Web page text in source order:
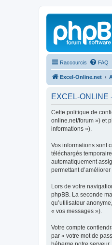
Raccourcis FAQ
Excel-Online.net
EXCEL-ONLINE
Cette politique de
online.net/forum ») et
informations »).
Vos informations sont
téléchargés
automatiquement
permettant
Lors de votre
phpBB. La seconde
qu’utilisateur
« vos messages »).
Votre compte
par « votre mot de